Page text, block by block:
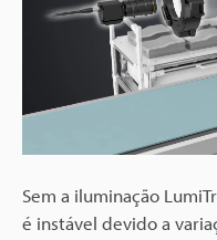
Sem a iluminação
é instável devido a